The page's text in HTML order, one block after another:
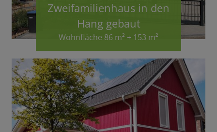
Zweifamilienhaus in den
Hang gebaut
Wohnfläche 86 m² + 153 m²